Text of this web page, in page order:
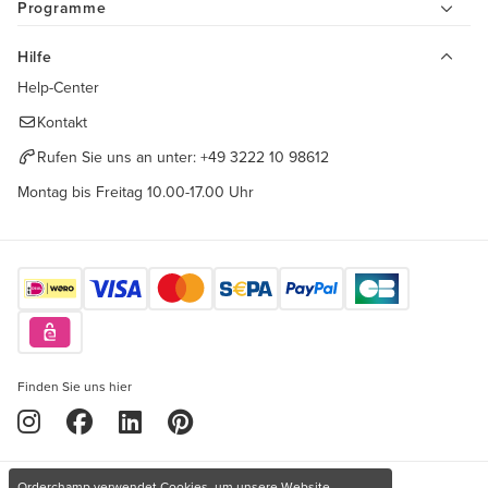
Programme
Hilfe
Help-Center
Kontakt
Rufen Sie uns an unter: +49 3222 10 98612
Montag bis Freitag 10.00-17.00 Uhr
Finden Sie uns hier